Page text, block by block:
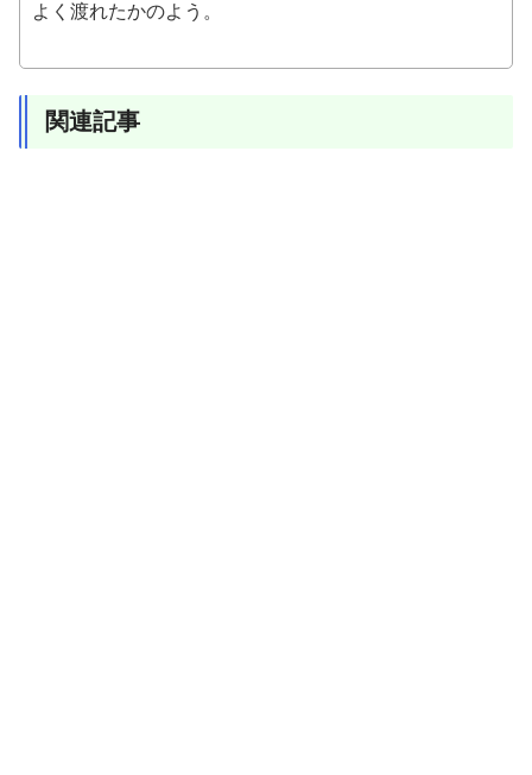
よく渡れたかのよう。
関連記事